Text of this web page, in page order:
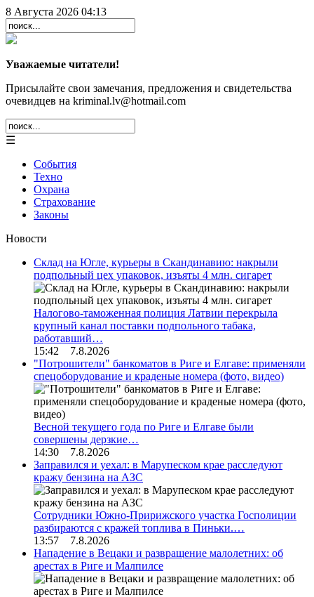
8 Августа 2026 04:13
Уважаемые читатели!
Присылайте свои замечания, предложения и свидетельства
очевидцев на kriminal.lv@hotmail.com
☰
События
Техно
Охрана
Страхование
Законы
Новости
Склад на Югле, курьеры в Скандинавию: накрыли
подпольный цех упаковок, изъяты 4 млн. сигарет
Налогово-таможенная полиция Латвии перекрыла
крупный канал поставки подпольного табака,
работавший…
15:42 7.8.2026
"Потрошители" банкоматов в Риге и Елгаве: применяли
спецоборудование и краденые номера (фото, видео)
Весной текущего года по Риге и Елгаве были
совершены дерзкие…
14:30 7.8.2026
Заправился и уехал: в Марупеском крае расследуют
кражу бензина на АЗС
Сотрудники Южно-Пририжского участка Госполиции
разбираются с кражей топлива в Пиньки.…
13:57 7.8.2026
Нападение в Вецаки и развращение малолетних: об
арестах в Риге и Малпилсе